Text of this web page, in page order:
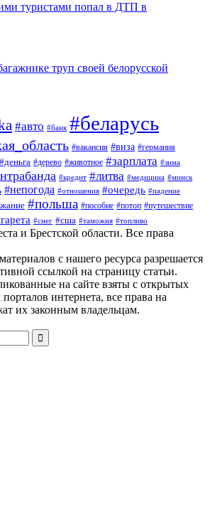
туристами попал в ДТП в
труп своей белорусской
#авто #банк #беларусь
#вакансия #виза #германия
#деньга #дерево #животное #зарплата #зима
#кредит #литва #медицина #минск
#непогода #отношения #очередь #падение
#польша #пособие #потоп #путешествие
#снег #сша #таможня #топливо
и Брестской области. Все права
с нашего ресурса разрешается
ссылкой на страницу статьи.
на сайте взяты с открытых
интернета, все права на
их законным владельцам.